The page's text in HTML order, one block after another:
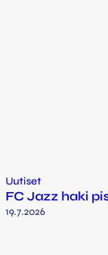
Uutiset
FC Jazz haki
19.7.2026